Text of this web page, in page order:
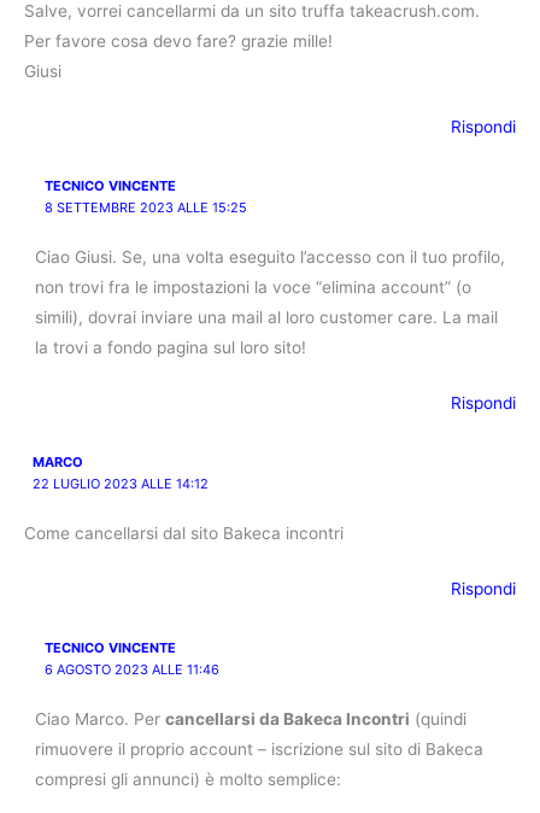
Salve, vorrei cancellarmi da un sito truffa takeacrush.com.
Per favore cosa devo fare? grazie mille!
Giusi
Rispondi
TECNICO VINCENTE
8 SETTEMBRE 2023 ALLE 15:25
Ciao Giusi. Se, una volta eseguito l’accesso con il tuo profilo,
non trovi fra le impostazioni la voce “elimina account” (o
simili), dovrai inviare una mail al loro customer care. La mail
la trovi a fondo pagina sul loro sito!
Rispondi
MARCO
22 LUGLIO 2023 ALLE 14:12
Come cancellarsi dal sito Bakeca incontri
Rispondi
TECNICO VINCENTE
6 AGOSTO 2023 ALLE 11:46
Ciao Marco. Percancellarsi da Bakeca Incontri (quindi
rimuovere il proprio account – iscrizione sul sito di Bakeca
compresi gli annunci) è molto semplice: